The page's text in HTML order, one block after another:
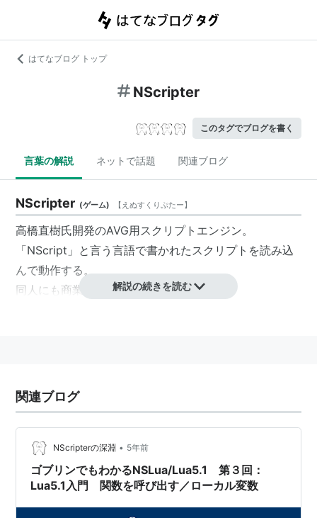
はてなブログ トップ
NScripter
このタグでブログを書く
言葉の解説 ネットで話題 関連ブログ
NScripter (ゲーム) 【 えぬすくりぷたー】
高橋直樹氏開発のAVG用スクリプトエンジン。
「NScript」と言う言語で書かれたスクリプトを読み込
んで動作する。
同人にも商業にも使用例が豊富にある。
文法的にはBASICに近い。
gotoが普通に存在する。
変数名が数字であり、他の（C言語等の）文字列名変
数に慣れた人間には面食らう部分があるが、逆にそ
れを利用したスクリプティングも可能になる。ポイ
解説の続きを読む
関連ブログ
NScripterの深淵 • 5年前
ゴブリンでもわかるNSLua/Lua5.1 第３回：
Lua5.1入門 関数を呼び出す／ローカル変数